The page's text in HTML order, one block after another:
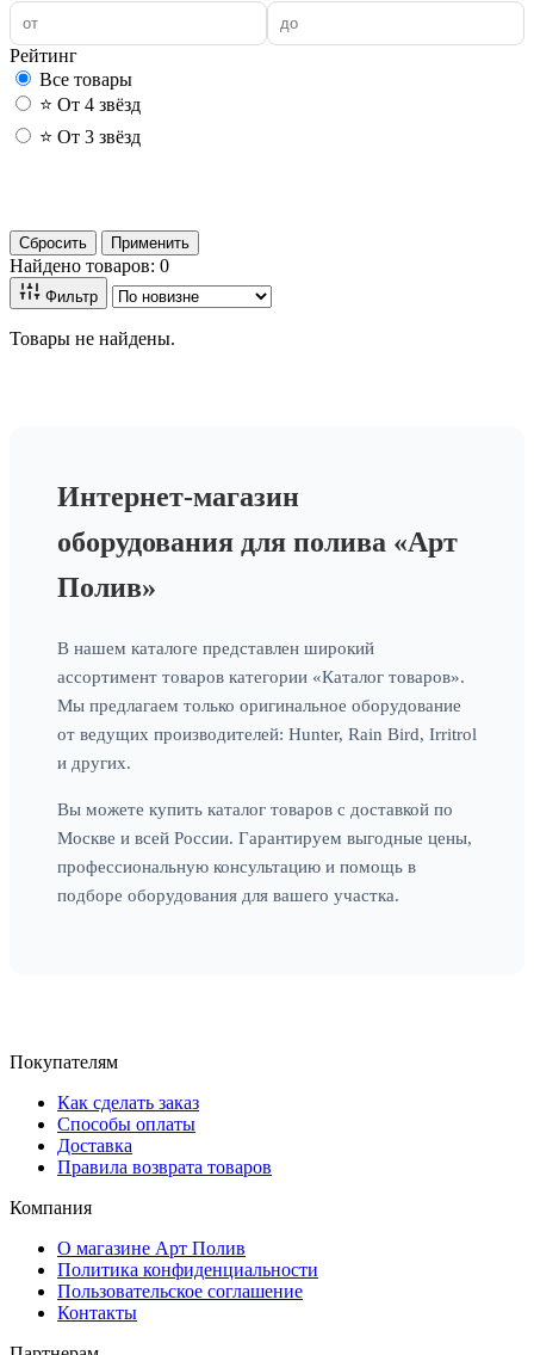
Рейтинг
Все товары
⭐ От 4 звёзд
⭐ От 3 звёзд
Сбросить
Применить
Найдено товаров: 0
Фильтр
Товары не найдены.
Интернет-магазин
оборудования для полива «Арт
Полив»
В нашем каталоге представлен широкий
ассортимент товаров категории «Каталог товаров».
Мы предлагаем только оригинальное оборудование
от ведущих производителей: Hunter, Rain Bird, Irritrol
и других.
Вы можете купить каталог товаров с доставкой по
Москве и всей России. Гарантируем выгодные цены,
профессиональную консультацию и помощь в
подборе оборудования для вашего участка.
Покупателям
Как сделать заказ
Способы оплаты
Доставка
Правила возврата товаров
Компания
О магазине Арт Полив
Политика конфиденциальности
Пользовательское соглашение
Контакты